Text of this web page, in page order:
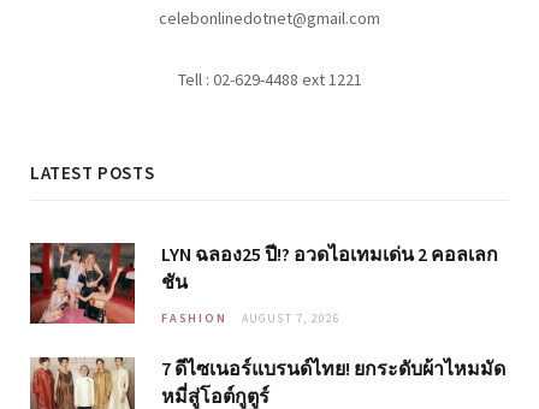
celebonlinedotnet@gmail.com
Tell : 02-629-4488 ext 1221
LATEST POSTS
LYN ฉลอง25 ปี!? อวดไอเทมเด่น 2 คอลเลก
ชัน
FASHION AUGUST 7, 2026
7 ดีไซเนอร์แบรนด์ไทย! ยกระดับผ้าไหมมัด
หมี่สู่โอต์กูตูร์